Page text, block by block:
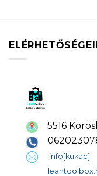
5516
info[kukac]